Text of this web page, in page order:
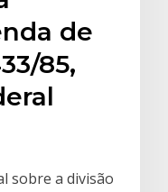
de
85,
sobre a divisão